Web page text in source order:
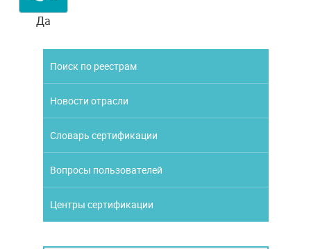
Да
Поиск по реестрам
Новости отрасли
Словарь сертификации
Вопросы пользователей
Центры сертификации